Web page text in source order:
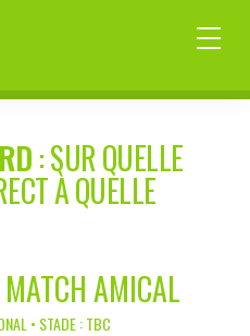
: SUR QUELLE
À QUELLE
AMICAL
• STADE : TBC